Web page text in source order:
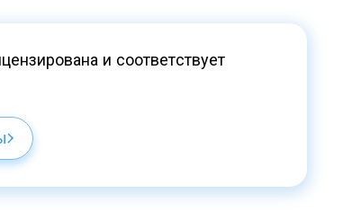
и соответствует